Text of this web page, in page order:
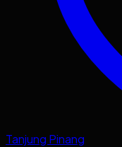
Tanjung Pinang